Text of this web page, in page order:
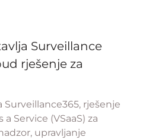
Surveillance
rješenje za
rješenje
Service (VSaaS) za
upravljanje